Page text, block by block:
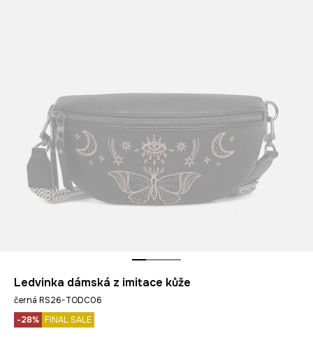
Ledvinka dámská z imitace kůže
černá RS26-TODC06
-28% FINAL SALE